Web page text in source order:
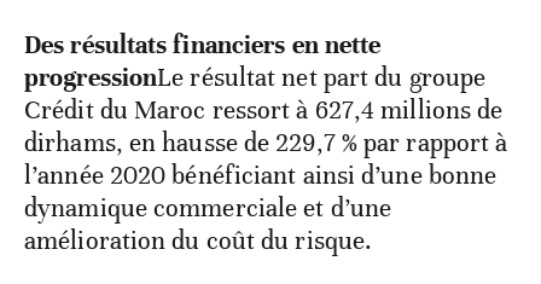
Des résultats financiers en nette
progressionLe résultat net part du groupe
Crédit du Maroc ressort à 627,4 millions de
dirhams, en hausse de 229,7 % par rapport à
l’année 2020 bénéficiant ainsi d’une bonne
dynamique commerciale et d’une
amélioration du coût du risque.